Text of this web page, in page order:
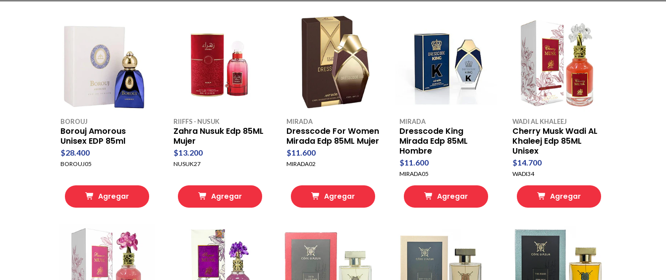
BOROUJ
Borouj Amorous
Unisex EDP 85ml
$28.400
BOROUJ05
Agregar
RIIFFS - NUSUK
Zahra Nusuk Edp 85ML
Mujer
$13.200
NUSUK27
Agregar
MIRADA
Dresscode For Women
Mirada Edp 85ML Mujer
$11.600
MIRADA02
Agregar
MIRADA
Dresscode King
Mirada Edp 85ML
Hombre
$11.600
MIRADA05
Agregar
WADI AL KHALEEJ
Cherry Musk Wadi AL
Khaleej Edp 85ML
Unisex
$14.700
WADI34
Agregar